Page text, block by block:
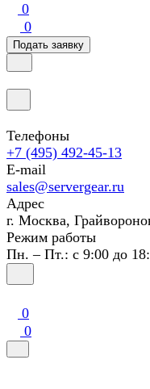
0
0
Подать заявку
Телефоны
+7 (495) 492-45-13
E-mail
sales@servergear.ru
Адрес
г. Москва,
Режим работы
Пн. – Пт.: с 9:00 до
0
0